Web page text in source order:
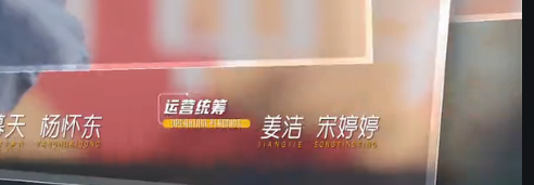
密室大逃脱 第八季
御廷谣